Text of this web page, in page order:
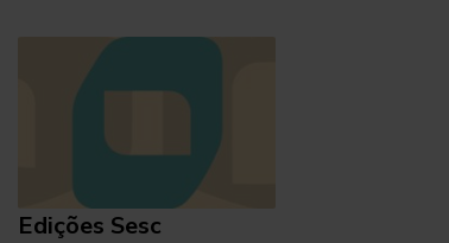
Edições Sesc